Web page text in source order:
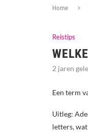
Home
Reistips
2 jaren
Een term
Uitleg:
letters,